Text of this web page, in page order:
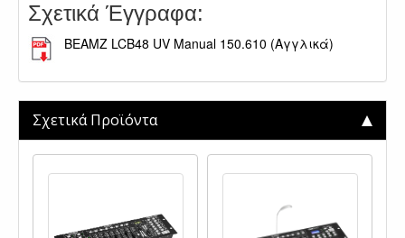
Σχετικά Έγγραφα:
BEAMZ LCB48 UV Manual 150.610 (Αγγλικά)
Σχετικά Προϊόντα